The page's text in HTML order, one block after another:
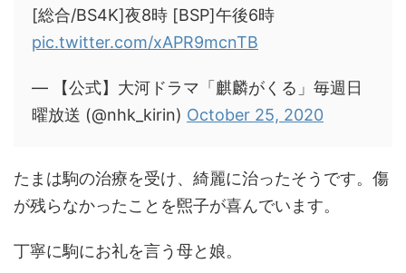
[総合/BS4K]夜8時 [BSP]午後6時
pic.twitter.com/xAPR9mcnTB
— 【公式】大河ドラマ「麒麟がくる」毎週日
曜放送 (@nhk_kirin) October 25, 2020
たまは駒の治療を受け、綺麗に治ったそうです。傷
が残らなかったことを煕子が喜んでいます。
丁寧に駒にお礼を言う母と娘。